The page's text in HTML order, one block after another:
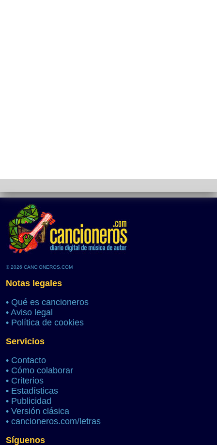
© 2026 CANCIONEROS.COM
Notas legales
• Qué es cancioneros
• Aviso legal
• Política de cookies
Servicios
• Contacto
• Cómo colaborar
• Criterios
• Estadísticas
• Publicidad
• Versión clásica
• cancioneros.com/letras
Síguenos